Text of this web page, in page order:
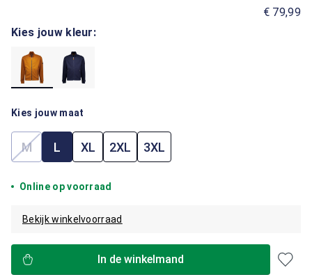
€ 79,99
Kies jouw kleur:
Kies jouw maat
M(Deze optie is momenteel niet beschikbaar.)
L XL 2XL 3XL
Online op voorraad
Bekijk winkelvoorraad
In de winkelmand